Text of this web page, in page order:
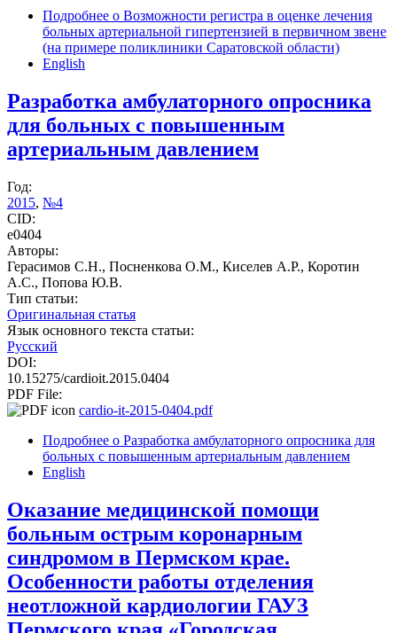
Подробнее о Возможности регистра в оценке лечения
больных артериальной гипертензией в первичном звене
(на примере поликлиники Саратовской области)
English
Разработка амбулаторного опросника
для больных с повышенным
артериальным давлением
Год:
2015, №4
CID:
e0404
Авторы:
Герасимов С.Н., Посненкова О.М., Киселев А.Р., Коротин
А.С., Попова Ю.В.
Тип статьи:
Оригинальная статья
Язык основного текста статьи:
Русский
DOI:
10.15275/cardioit.2015.0404
PDF File:
cardio-it-2015-0404.pdf
Подробнее о Разработка амбулаторного опросника для
больных с повышенным артериальным давлением
English
Оказание медицинской помощи
больным острым коронарным
синдромом в Пермском крае.
Особенности работы отделения
неотложной кардиологии ГАУЗ